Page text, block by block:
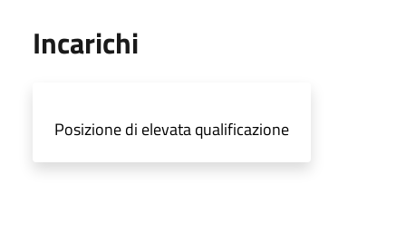
Incarichi
Posizione di elevata qualificazione